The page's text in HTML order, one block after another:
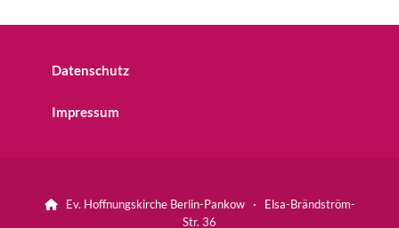
Datenschutz
Impressum
Ev. Hoffnungskirche Berlin-Pankow · Elsa-Brändström-
Str. 36